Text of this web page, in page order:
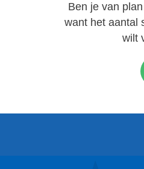
Ben je van
want het aantal
wilt